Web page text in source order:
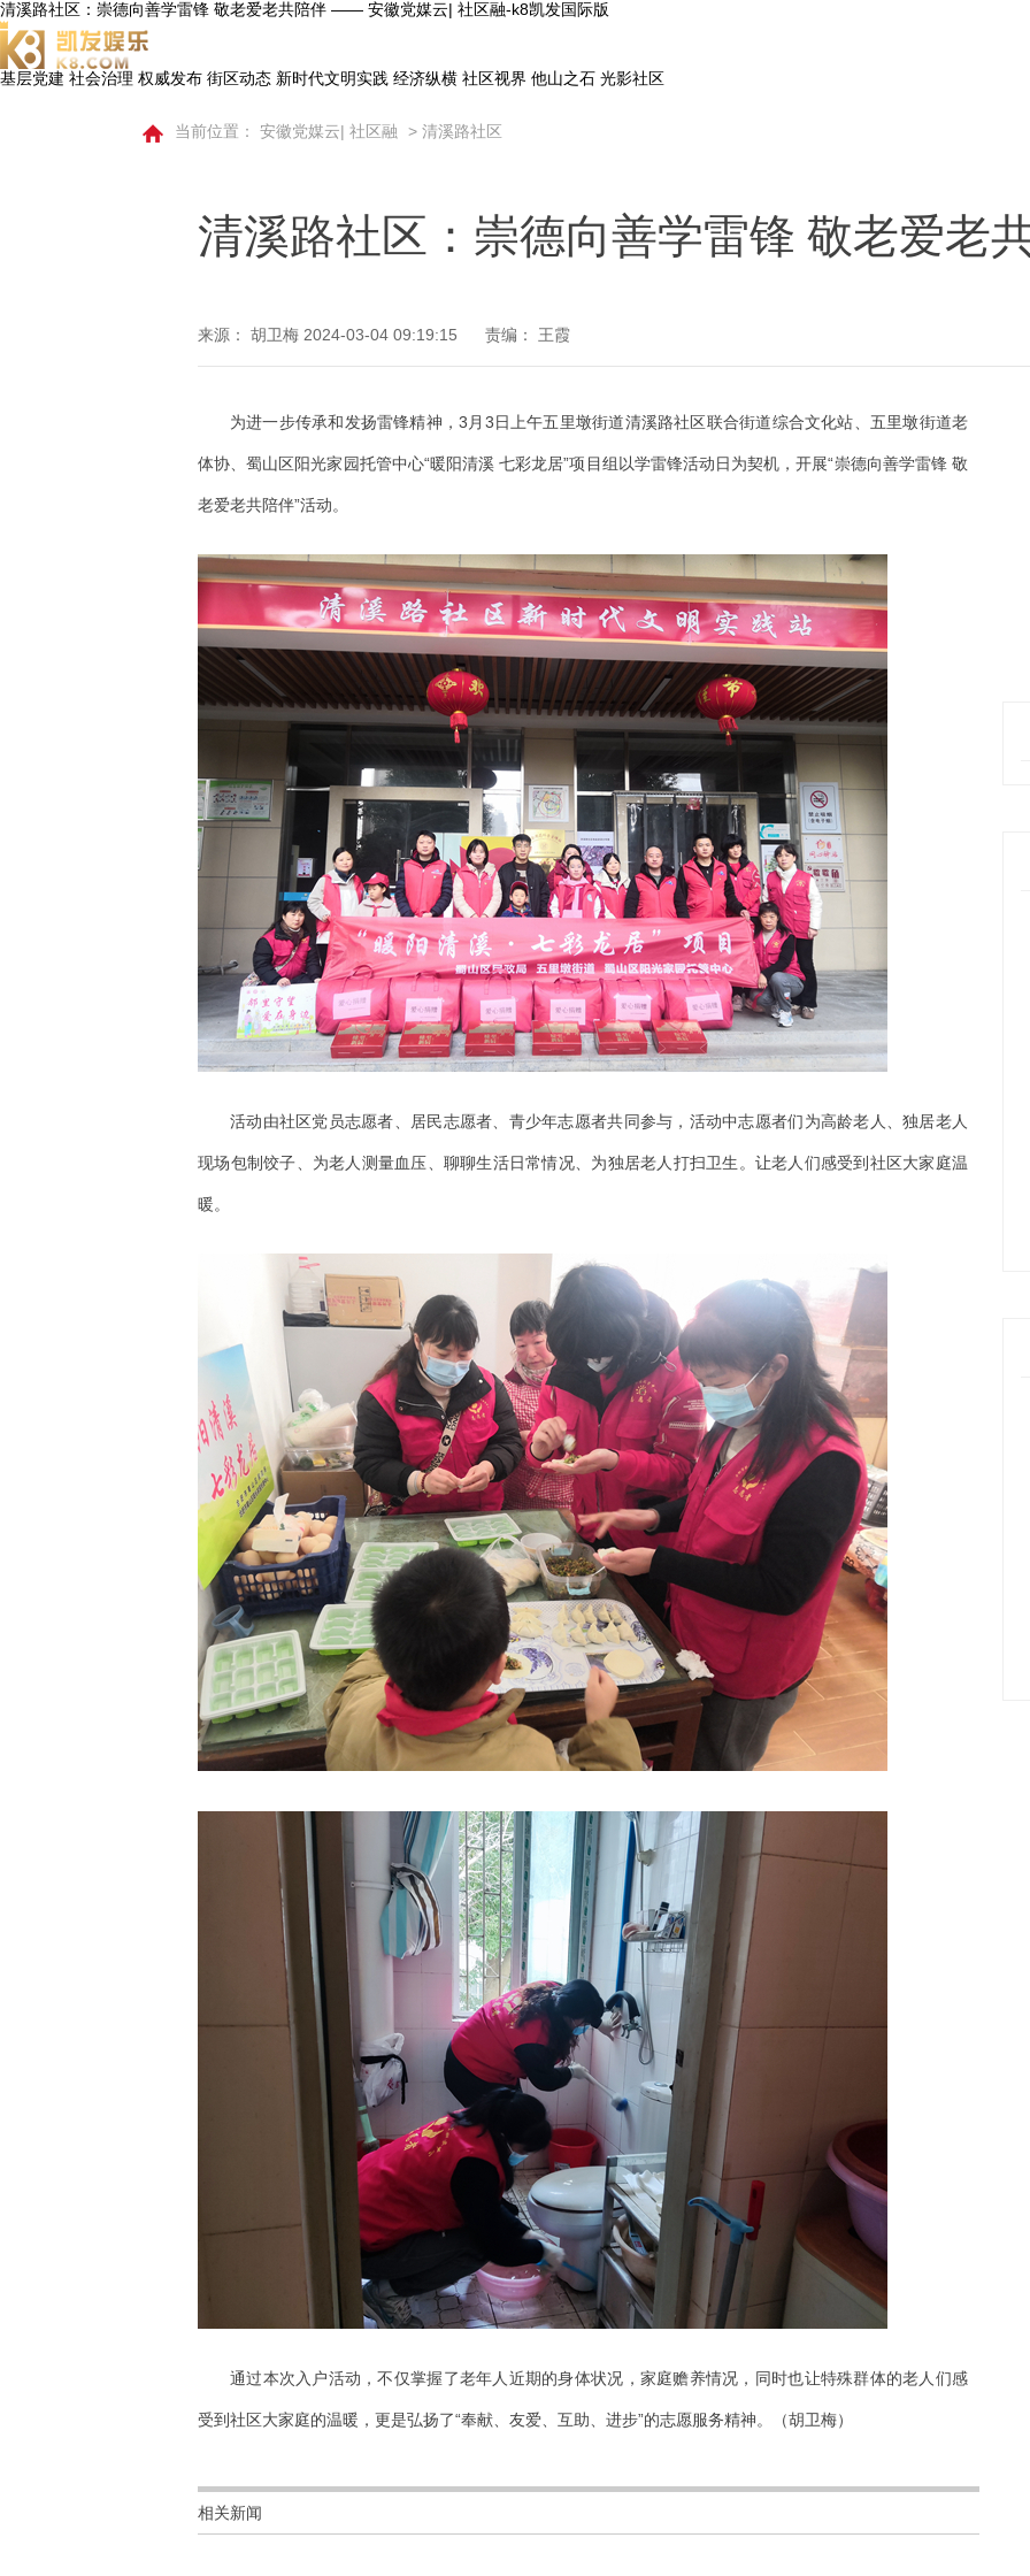
清溪路社区：崇德向善学雷锋 敬老爱老共陪伴 —— 安徽党媒云| 社区融-k8凯发国际版
基层党建 社会治理 权威发布 街区动态 新时代文明实践 经济纵横 社区视界 他山之石 光影社区
当前位置： 安徽党媒云| 社区融 > 清溪路社区
清溪路社区：崇德向善学雷锋 敬老爱老
来源： 胡卫梅 2024-03-04 09:19:15 责编： 王霞
为进一步传承和发扬雷锋精神，3月3日上午五里墩街道清溪路社区联合街道综合文化站、五里墩街道老
体协、蜀山区阳光家园托管中心“暖阳清溪 七彩龙居”项目组以学雷锋活动日为契机，开展“崇德向善学雷锋 敬
老爱老共陪伴”活动。
活动由社区党员志愿者、居民志愿者、青少年志愿者共同参与，活动中志愿者们为高龄老人、独居老人
现场包制饺子、为老人测量血压、聊聊生活日常情况、为独居老人打扫卫生。让老人们感受到社区大家庭温
暖。
通过本次入户活动，不仅掌握了老年人近期的身体状况，家庭赡养情况，同时也让特殊群体的老人们感
受到社区大家庭的温暖，更是弘扬了“奉献、友爱、互助、进步”的志愿服务精神。（胡卫梅）
相关新闻